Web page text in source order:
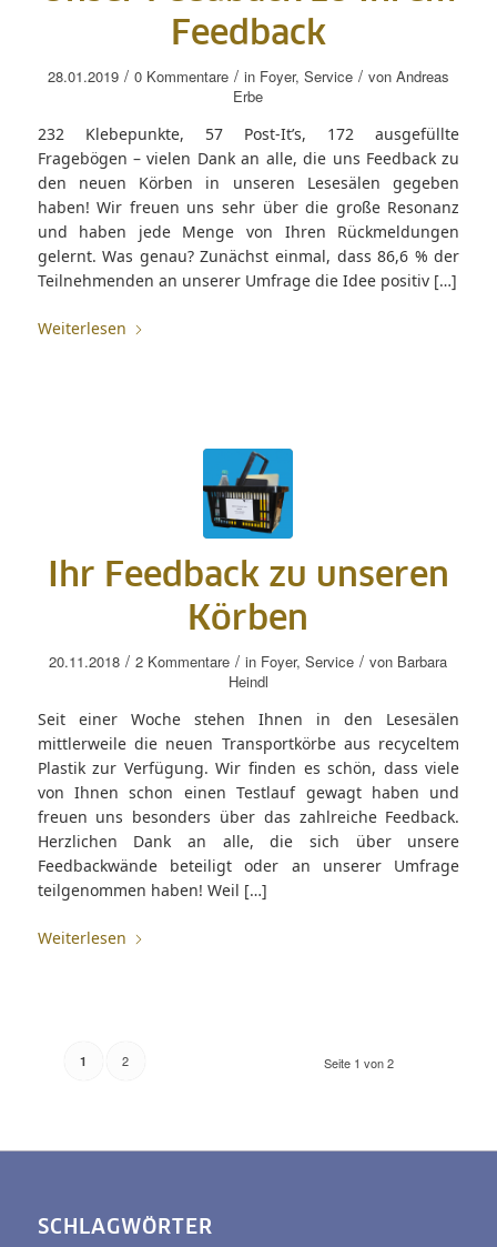
Feedback
28.01.2019 / 0 Kommentare / in Foyer, Service / von Andreas
Erbe
232 Klebepunkte, 57 Post-It’s, 172 ausgefüllte
Fragebögen – vielen Dank an alle, die uns Feedback zu
den neuen Körben in unseren Lesesälen gegeben
haben! Wir freuen uns sehr über die große Resonanz
und haben jede Menge von Ihren Rückmeldungen
gelernt. Was genau? Zunächst einmal, dass 86,6 % der
Teilnehmenden an unserer Umfrage die Idee positiv […]
Weiterlesen
Ihr Feedback zu unseren
Körben
20.11.2018 / 2 Kommentare / in Foyer,Service / von Barbara
Heindl
Seit einer Woche stehen Ihnen in den Lesesälen
mittlerweile die neuen Transportkörbe aus recyceltem
Plastik zur Verfügung. Wir finden es schön, dass viele
von Ihnen schon einen Testlauf gewagt haben und
freuen uns besonders über das zahlreiche Feedback.
Herzlichen Dank an alle, die sich über unsere
Feedbackwände beteiligt oder an unserer Umfrage
teilgenommen haben! Weil […]
Weiterlesen
Seite 1 von 2
1 2
SCHLAGWÖRTER